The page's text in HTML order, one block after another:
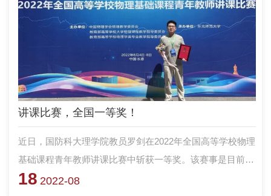
讲课比赛，全国一等奖！
近日，国防科大理学院教员罗剑在2022年全国高等学校物理
基础课程青年教师讲课比赛中斩获一等奖。该赛事是目前全
国物理类教学比赛最高级别赛事，也是学校首次斩获全国一
18 2022-08